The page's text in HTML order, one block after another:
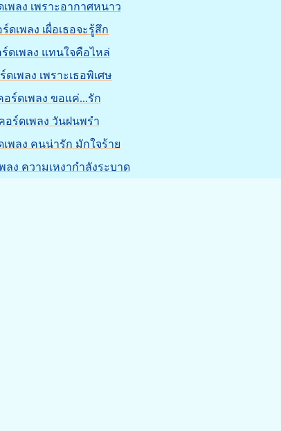
เพลง เพราะอากาศหนาว
ดเพลง เผื่อเธอจะรู้สึก
ดเพลง แทนใจคือไหล่
ดเพลง เพราะเธอพิเศษ
อร์ดเพลง ขอแค่...รัก
อร์ดเพลง วันฝนพรำ
เพลง คนน่ารัก มักใจร้าย
ลง ความเหงากำลังระบาด